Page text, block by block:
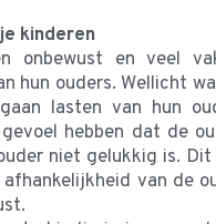
kinderen
onbewust en veel
hun ouders. Wellicht
lasten van hun
hebben dat de
niet gelukkig is.
van de